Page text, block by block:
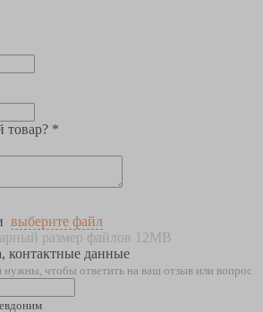
товар? *
выберите файл
размер файлов 12MB
контактные данные
чтобы ответить на ваш отзыв или вопрос